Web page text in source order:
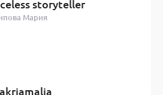
storyteller
Мария